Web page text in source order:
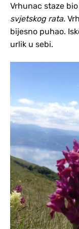
Vrhunac staze bio
svjetskog rata.
bijesno puhao.
urlik u sebi.